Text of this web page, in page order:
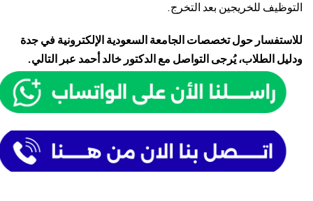
التوظيف للخريجين بعد التخرج.
للاستفسار حول تخصصات الجامعة السعودية الإلكترونية في جدة
ودليل الطلاب، يُرجى التواصل مع الدكتور خالد أحمد عبر التالي.